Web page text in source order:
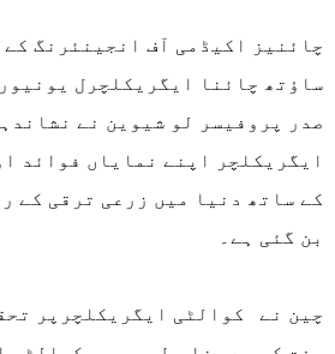
چائنیز اکیڈمی آف انجینئرنگ کے
ساؤتھ چائنا ایگریکلچرل
صدر پروفیسر لو شیوین نے
ایگریکلچر اپنے نمایاں فوائد
کے ساتھ دنیا میں زرعی ترقی کے
بن گئی ہے۔
چین نے کوالٹی ایگریکلچرپر